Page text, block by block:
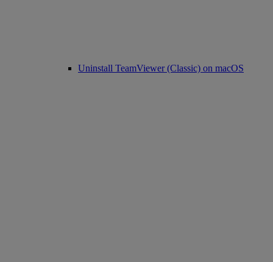
Uninstall TeamViewer (Classic) on macOS